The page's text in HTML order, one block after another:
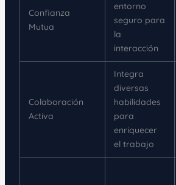
Confianza
Mutua
entorno
seguro para
la
interacción
Colaboración
Activa
Integra
diversas
habilidades
para
enriquecer
el trabajo